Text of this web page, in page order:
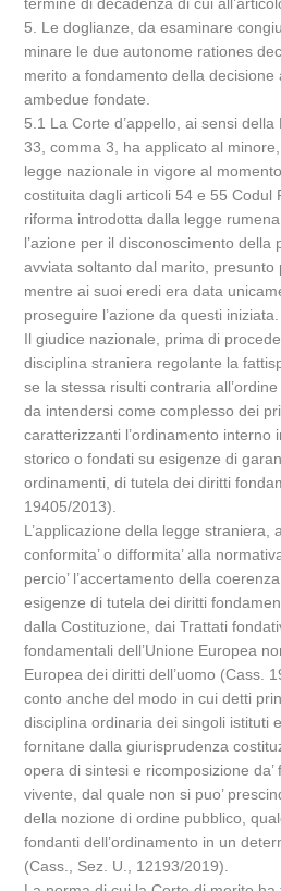
5. Le doglianze, da esaminare
minare le due autonome rationes
merito a fondamento della decisione
ambedue fondate.
5.1 La Corte d’appello, ai sensi
33, comma 3, ha applicato al
legge nazionale in vigore al
costituita dagli articoli 54 e 55 Codul
riforma introdotta dalla legge
l’azione per il disconoscimento della
avviata soltanto dal marito, presunto
mentre ai suoi eredi era data
proseguire l’azione da questi iniziata.
Il giudice nazionale, prima di
disciplina straniera regolante la
se la stessa risulti contraria
da intendersi come complesso dei
caratterizzanti l’ordinamento interno
storico o fondati su esigenze di
ordinamenti, di tutela dei diritti
19405/2013).
L’applicazione della legge straniera,
conformita’ o difformita’ alla
percio’ l’accertamento della
esigenze di tutela dei diritti
dalla Costituzione, dai Trattati
fondamentali dell’Unione Europea
Europea dei diritti dell’uomo (Cass.
conto anche del modo in cui detti
disciplina ordinaria dei singoli istituti
fornitane dalla giurisprudenza
opera di sintesi e ricomposizione
vivente, dal quale non si puo’
della nozione di ordine pubblico,
fondanti dell’ordinamento in un
(Cass., Sez. U., 12193/2019).